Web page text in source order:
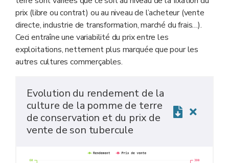
prix (libre ou contrat) ou au niveau de l’acheteur (vente
directe, industrie de transformation, marché du frais…).
Ceci entraîne une variabilité du prix entre les
exploitations, nettement plus marquée que pour les
autres cultures commerçables.
Evolution du rendement de la
culture de la pomme de terre
de conservation et du prix de
vente de son tubercule